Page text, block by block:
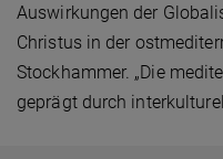
Auswirkungen der
Christus in der
Stockhammer. „Die
geprägt durch